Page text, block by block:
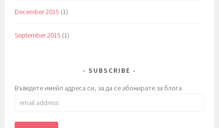
December 2015 (1)
September 2015 (1)
SUBSCRIBE
Въведете имейл адреса си, за да се абонирате за блога
email